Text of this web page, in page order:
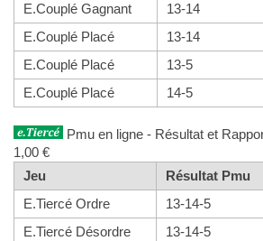
E.Couplé Gagnant
13-14
E.Couplé Placé
13-14
E.Couplé Placé
13-5
E.Couplé Placé
14-5
Pmu en ligne - Résultat et
1,00 €
Jeu
Résultat Pmu
E.Tiercé Ordre
13-14-5
E.Tiercé Désordre
13-14-5